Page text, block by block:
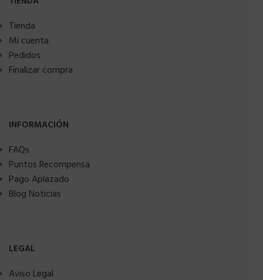
Tienda
Mi cuenta
Pedidos
Finalizar compra
INFORMACIÓN
FAQs
Puntos Recompensa
Pago Aplazado
Blog Noticias
LEGAL
Aviso Legal